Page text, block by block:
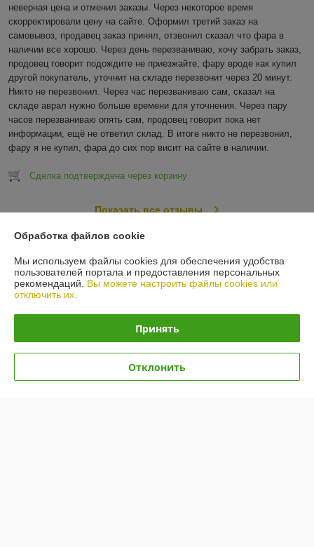
неверная цена и отменил заказы. Через некоторое время
скорректировали цену на сайте. Оформил третий заказ на
самовывоз, продавец заказ принял, отзвонил сказал что фара в
наличии все хорошо. Через день перезваниваю, хочу забрать заказ,
продовец говорит подождите не приезжайте, фару вроде как купил
другой покупатель, уточнит на складе перезвонит через 20 минут.
Никто не перезвонил. Через час перезваниваю сам, сказал на
складе аврал нужно больше времени для уточнения. Через пару
часов перезваниваю опять сам, продовец говорит пока нет
информации, ещё не ответил склад. В итоге никто не перезвонил,
фару я не купил, фара до сих пор висит на сайте в наличии.
Сделка подтверждена через корзину
Показать все отзывы
О нас
Контакты
График работы
Обработка файлов cookie
Мы используем файлы cookies для обеспечения удобства
пользователей портала и предоставления персональных
рекомендаций. Вы можете настроить файлы cookies или
отключить их.
Принять
Отклонить